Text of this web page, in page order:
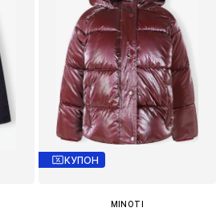
КУПОН
MINOTI